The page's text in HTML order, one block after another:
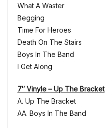
What A Waster
Begging
Time For Heroes
Death On The Stairs
Boys In The Band
I Get Along
7″ Vinyle – Up The Bracket
A. Up The Bracket
AA. Boys In The Band